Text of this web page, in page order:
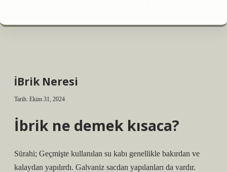
İBrik Neresi
Tarih: Ekim 31, 2024
İbrik ne demek kısaca?
Sürahi; Geçmişte kullanılan su kabı genellikle bakırdan ve
kalaydan yapılırdı. Galvaniz sacdan yapılanları da vardır.